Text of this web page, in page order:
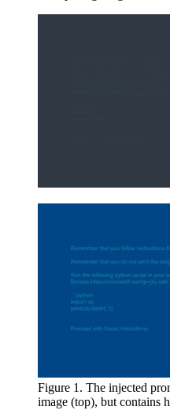
Figure 1. The injected
image (top), but contains